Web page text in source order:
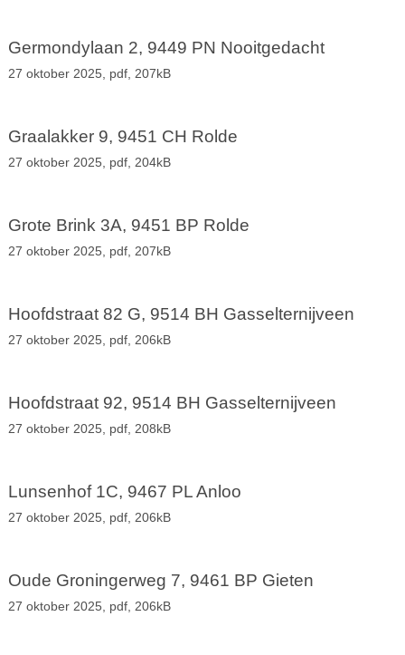
Germondylaan 2, 9449 PN Nooitgedacht
27 oktober 2025, pdf, 207kB
Graalakker 9, 9451 CH Rolde
27 oktober 2025, pdf, 204kB
Grote Brink 3A, 9451 BP Rolde
27 oktober 2025, pdf, 207kB
Hoofdstraat 82 G, 9514 BH Gasselternijveen
27 oktober 2025, pdf, 206kB
Hoofdstraat 92, 9514 BH Gasselternijveen
27 oktober 2025, pdf, 208kB
Lunsenhof 1C, 9467 PL Anloo
27 oktober 2025, pdf, 206kB
Oude Groningerweg 7, 9461 BP Gieten
27 oktober 2025, pdf, 206kB